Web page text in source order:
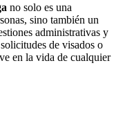
no solo es una
sino también un
administrativas y
de visados o
en la vida de cualquier